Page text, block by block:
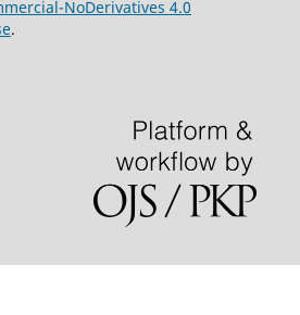
NoDerivatives 4.0
.